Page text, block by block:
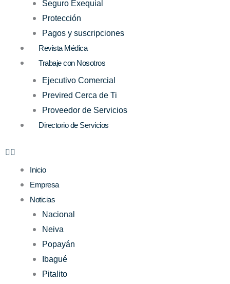
Seguro Exequial
Protección
Pagos y suscripciones
Revista Médica
Trabaje con Nosotros
Ejecutivo Comercial
Previred Cerca de Ti
Proveedor de Servicios
Directorio de Servicios
Inicio
Empresa
Noticias
Nacional
Neiva
Popayán
Ibagué
Pitalito